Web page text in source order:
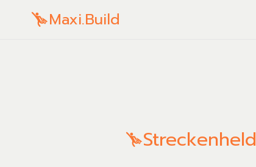
Maxi.Build
Streckenheld